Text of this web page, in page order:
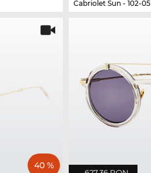
Cabriolet Sun - 102-05
40 %